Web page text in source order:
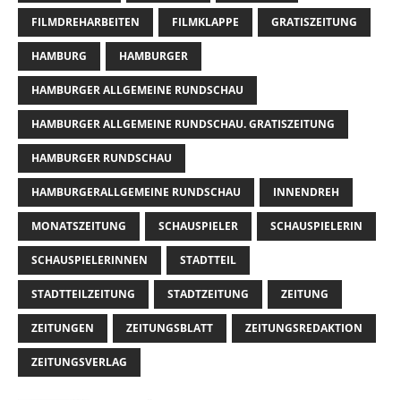
FILMDREHARBEITEN FILMKLAPPE GRATISZEITUNG
HAMBURG HAMBURGER
HAMBURGER ALLGEMEINE RUNDSCHAU
HAMBURGER ALLGEMEINE RUNDSCHAU. GRATISZEITUNG
HAMBURGER RUNDSCHAU
HAMBURGERALLGEMEINE RUNDSCHAU INNENDREH
MONATSZEITUNG SCHAUSPIELER SCHAUSPIELERIN
SCHAUSPIELERINNEN STADTTEIL
STADTTEILZEITUNG STADTZEITUNG ZEITUNG
ZEITUNGEN ZEITUNGSBLATT ZEITUNGSREDAKTION
ZEITUNGSVERLAG